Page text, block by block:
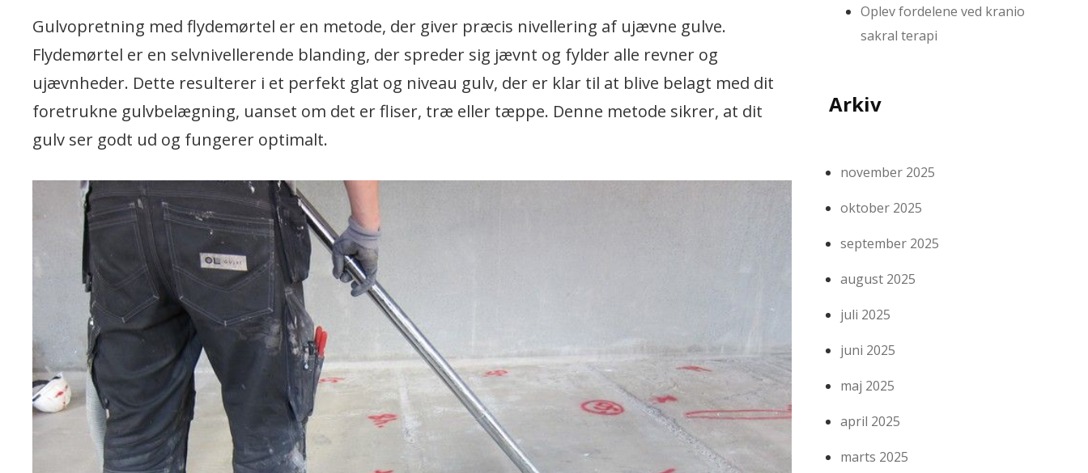
Gulvopretning med flydemørtel er en metode, der giver præcis nivellering af ujævne gulve.
Flydemørtel er en selvnivellerende blanding, der spreder sig jævnt og fylder alle revner og
ujævnheder. Dette resulterer i et perfekt glat og niveau gulv, der er klar til at blive belagt med dit
foretrukne gulvbelægning, uanset om det er fliser, træ eller tæppe. Denne metode sikrer, at dit
gulv ser godt ud og fungerer optimalt.
Oplev fordelene ved kranio
sakral terapi
Arkiv
november 2025
oktober 2025
september 2025
august 2025
juli 2025
juni 2025
maj 2025
april 2025
marts 2025